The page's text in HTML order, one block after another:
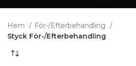
Hem
För-/Efterbehandling
Styck För-/Efterbehandling